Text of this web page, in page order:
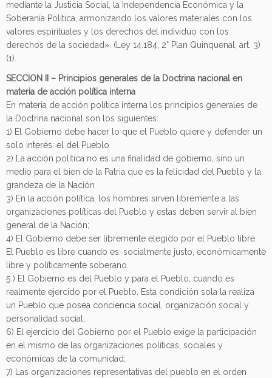
mediante la Justicia Social, la Independencia Económica y la
Soberanía Política, armonizando los valores materiales con los
valores espirituales y los derechos del individuo con los
derechos de la sociedad». (Ley 14.184, 2° Plan Quinquenal, art. 3)
(1).
SECCION II – Principios generales de la Doctrina nacional en
materia de acción política interna
En materia de acción política interna los principios generales de
la Doctrina nacional son los siguientes:
1) El Gobierno debe hacer lo que el Pueblo quiere y defender un
solo interés: el del Pueblo
2) La acción política no es una finalidad de gobierno, sino un
medio para el bien de la Patria que es la felicidad del Pueblo y la
grandeza de la Nación
3) En la acción política, los hombres sirven libremente a las
organizaciones políticas del Pueblo y estas deben servir al bien
general de la Nación;
4) El Gobierno debe ser libremente elegido por el Pueblo libre.
El Pueblo es libre cuando es: socialmente justo, económicamente
libre y políticamente soberano.
5 ) El Gobierno es del Pueblo y para el Pueblo, cuando es
realmente ejercido por el Pueblo. Esta condición sola la realiza
un Pueblo que posea conciencia social, organización social y
personalidad social;
6) El ejercicio del Gobierno por el Pueblo exige la participación
en el mismo de las organizaciones políticas, sociales y
económicas de la comunidad;
7) Las organizaciones representativas del pueblo en el orden